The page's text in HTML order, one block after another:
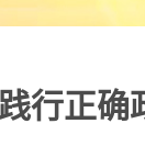
行正确